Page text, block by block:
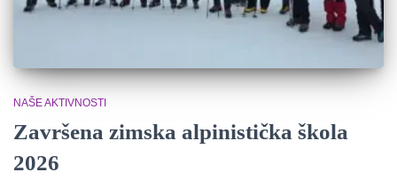
NAŠE AKTIVNOSTI
Završena zimska alpinistička škola
2026